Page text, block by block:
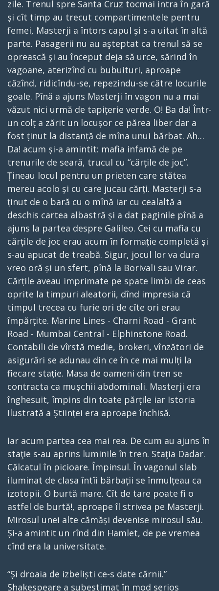
zile. Trenul spre Santa Cruz tocmai intra în gară
și cît timp au trecut compartimentele pentru
femei, Masterji a întors capul și s-a uitat în altă
parte. Pasagerii nu au aşteptat ca trenul să se
oprească şi au început deja să urce, sărind în
vagoane, aterizînd cu bubuituri, aproape
căzînd, ridicîndu-se, repezindu-se către locurile
goale. Pînă a ajuns Masterji în vagon nu a mai
văzut nici urmă de tapițerie verde. O! Ba da! Într-
un colț a zărit un locușor ce părea liber dar a
fost ținut la distanță de mîna unui bărbat. Ah…
Da! acum și-a amintit: mafia infamă de pe
trenurile de seară, trucul cu “cărțile de joc”.
Țineau locul pentru un prieten care stătea
mereu acolo și cu care jucau cărți. Masterji s-a
ținut de o bară cu o mînă iar cu cealaltă a
deschis cartea albastră și a dat paginile pînă a
ajuns la partea despre Galileo. Cei cu mafia cu
cărțile de joc erau acum în formație completă și
s-au apucat de treabă. Sigur, jocul lor va dura
vreo oră și un sfert, pînă la Borivali sau Virar.
Cărțile aveau imprimate pe spate limbi de ceas
oprite la timpuri aleatorii, dînd impresia că
timpul trecea cu furie ori de cîte ori erau
împărțite. Marine Lines - Charni Road - Grant
Road - Mumbai Central - Elphinstone Road.
Contabili de vîrstă medie, brokeri, vînzători de
asigurări se adunau din ce în ce mai mulți la
fiecare stație. Masa de oameni din tren se
contracta ca mușchii abdominali. Masterji era
înghesuit, împins din toate părțile iar Istoria
Ilustrată a Științei era aproape închisă.
Iar acum partea cea mai rea. De cum au ajuns în
staţie s-au aprins luminile în tren. Staţia Dadar.
Călcatul în picioare. Împinsul. În vagonul slab
iluminat de clasa întîi bărbații se înmulțeau ca
izotopii. O burtă mare. Cît de tare poate fi o
astfel de burtă!, aproape îl strivea pe Masterji.
Mirosul unei alte cămăși devenise mirosul său.
Și-a amintit un rînd din Hamlet, de pe vremea
cînd era la universitate.
“Și droaia de izbeliști ce-s date cărnii.”
Shakespeare a subestimat în mod serios